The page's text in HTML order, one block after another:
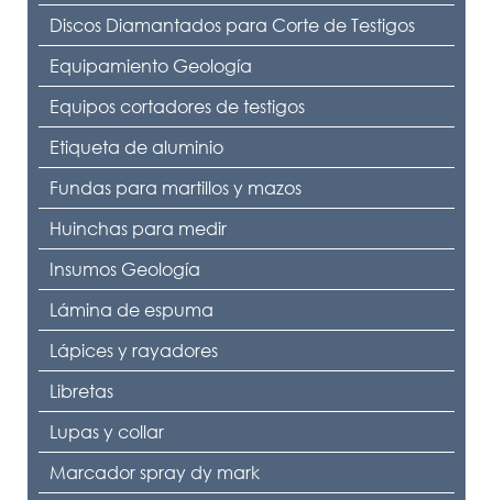
Discos Diamantados para Corte de Testigos
Equipamiento Geología
Equipos cortadores de testigos
Etiqueta de aluminio
Fundas para martillos y mazos
Huinchas para medir
Insumos Geología
Lámina de espuma
Lápices y rayadores
Libretas
Lupas y collar
Marcador spray dy mark